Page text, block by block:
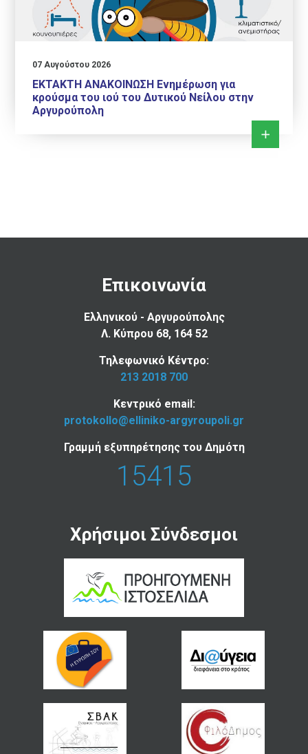
07 Αυγούστου 2026
ΕΚΤΑΚΤΗ ΑΝΑΚΟΙΝΩΣΗ Ενημέρωση για
κρούσμα του ιού του Δυτικού Νείλου στην
Αργυρούπολη
Επικοινωνία
Ελληνικού - Αργυρούπολης
Λ. Κύπρου 68, 164 52
Τηλεφωνικό Κέντρο:
213 2018 700
Κεντρικό email:
protokollo@elliniko-argyroupoli.gr
Γραμμή εξυπηρέτησης του Δημότη
15415
Χρήσιμοι Σύνδεσμοι